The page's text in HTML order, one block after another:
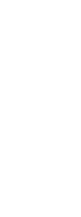
究中心